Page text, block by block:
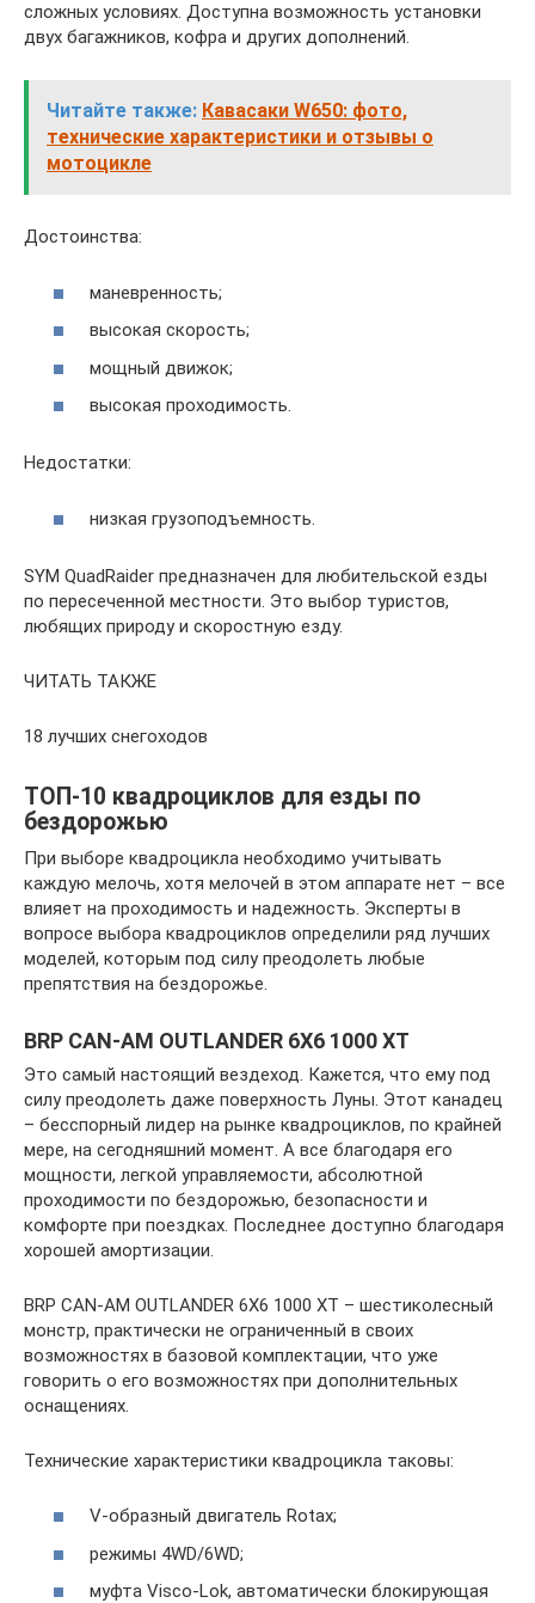
сложных условиях. Доступна возможность установки
двух багажников, кофра и других дополнений.
Читайте также: Кавасаки W650: фото,
технические характеристики и отзывы о
мотоцикле
Достоинства:
маневренность;
высокая скорость;
мощный движок;
высокая проходимость.
Недостатки:
низкая грузоподъемность.
SYM QuadRaider предназначен для любительской езды
по пересеченной местности. Это выбор туристов,
любящих природу и скоростную езду.
ЧИТАТЬ ТАКЖЕ
18 лучших снегоходов
ТОП-10 квадроциклов для езды по
бездорожью
При выборе квадроцикла необходимо учитывать
каждую мелочь, хотя мелочей в этом аппарате нет – все
влияет на проходимость и надежность. Эксперты в
вопросе выбора квадроциклов определили ряд лучших
моделей, которым под силу преодолеть любые
препятствия на бездорожье.
BRP CAN-AM OUTLANDER 6X6 1000 XT
Это самый настоящий вездеход. Кажется, что ему под
силу преодолеть даже поверхность Луны. Этот канадец
– бесспорный лидер на рынке квадроциклов, по крайней
мере, на сегодняшний момент. А все благодаря его
мощности, легкой управляемости, абсолютной
проходимости по бездорожью, безопасности и
комфорте при поездках. Последнее доступно благодаря
хорошей амортизации.
BRP CAN-AM OUTLANDER 6X6 1000 XT – шестиколесный
монстр, практически не ограниченный в своих
возможностях в базовой комплектации, что уже
говорить о его возможностях при дополнительных
оснащениях.
Технические характеристики квадроцикла таковы:
V-образный двигатель Rotax;
режимы 4WD/6WD;
муфта Visco-Lok, автоматически блокирующая